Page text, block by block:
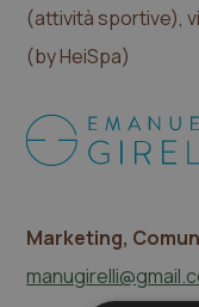
(attività sportive),
(by HeiSpa)
Marketing,